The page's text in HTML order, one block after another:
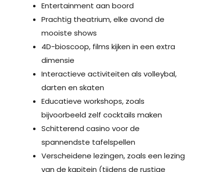
Entertainment aan boord
Prachtig theatrium, elke avond de
mooiste shows
4D-bioscoop, films kijken in een extra
dimensie
Interactieve activiteiten als volleybal,
darten en skaten
Educatieve workshops, zoals
bijvoorbeeld zelf cocktails maken
Schitterend casino voor de
spannendste tafelspellen
Verscheidene lezingen, zoals een lezing
van de kapitein (tijdens de rustige